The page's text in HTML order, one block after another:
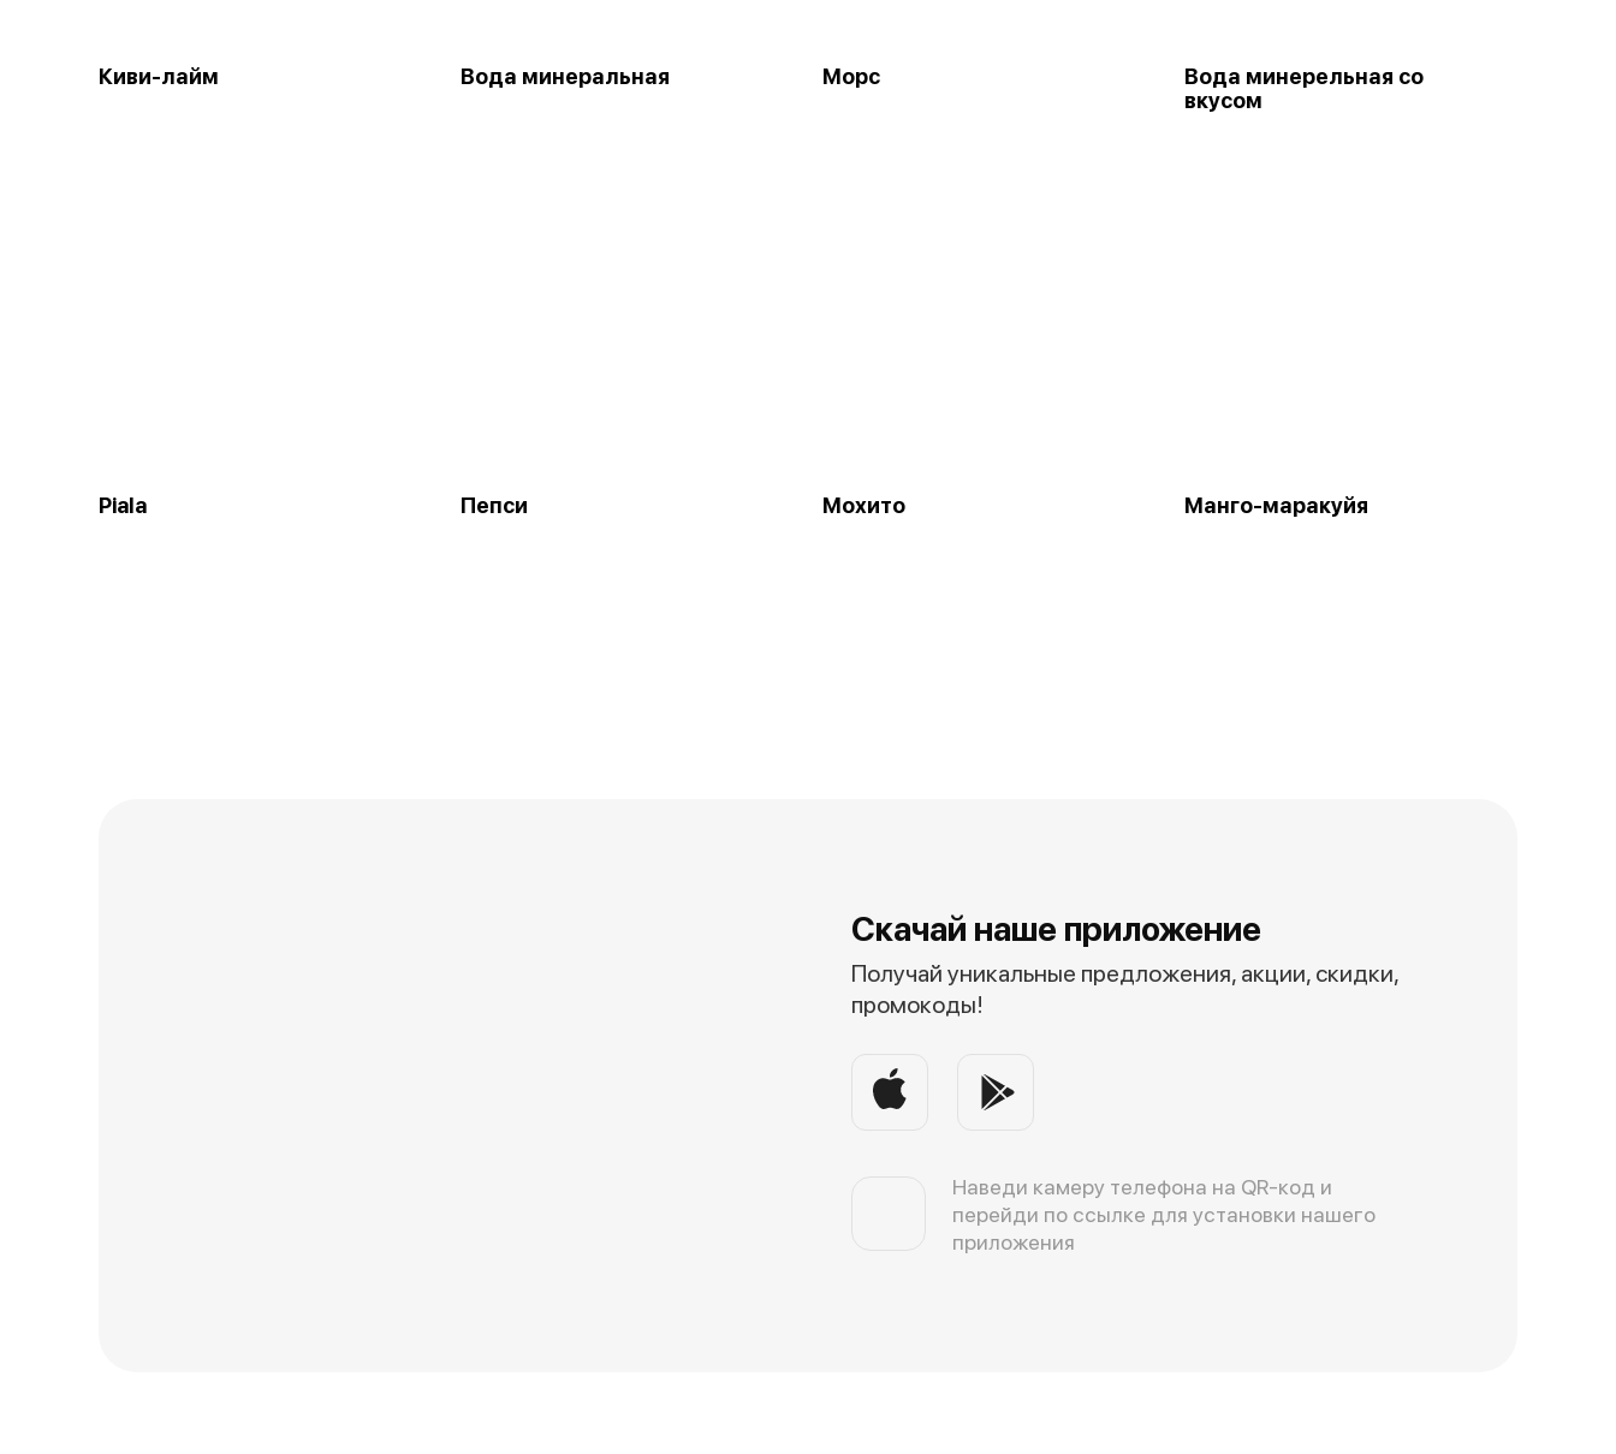
Киви-лайм Вода минеральная Морс
Вода минерельная со
вкусом
Piala Пепси Мохито Манго-маракуйя
Скачай наше приложение
Получай уникальные предложения, акции, скидки,
промокоды!
Наведи камеру телефона на QR-код и
перейди по ссылке для установки нашего
приложения